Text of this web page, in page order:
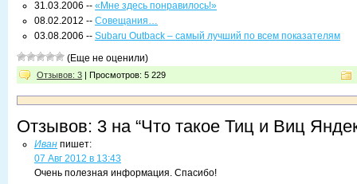
31.03.2006 -- «Мне здесь понравилось!»
08.02.2012 -- Совещания…
03.08.2006 -- Subaru Outback – самый лучший по всем показателям
(Еще не оценили)
Отзывов: 3 | Просмотров: 5 229
Отзывов: 3 на “Что такое Тиц и Виц
Иван пишет:
07 Авг 2012 в 13:43
Очень полезная информация. Спасибо!